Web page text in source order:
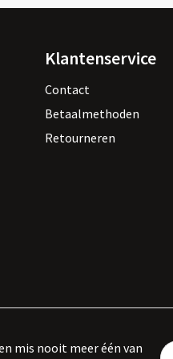
Klantenservice
Contact
Betaalmethoden
Retourneren
mis nooit meer één van